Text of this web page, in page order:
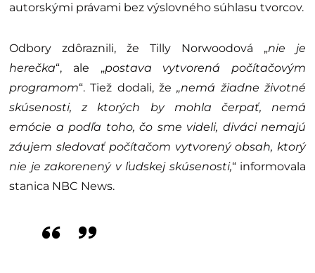
autorskými právami bez výslovného súhlasu tvorcov.
Odbory zdôraznili, že Tilly Norwoodová „nie je
herečka“, ale „postava vytvorená počítačovým
programom“. Tiež dodali, že„nemá žiadne životné
skúsenosti, z ktorých by mohla čerpať, nemá
emócie a podľa toho, čo sme videli, diváci nemajú
záujem sledovať počítačom vytvorený obsah, ktorý
nie je zakorenený v ľudskej skúsenosti,“ informovala
stanica NBC News.